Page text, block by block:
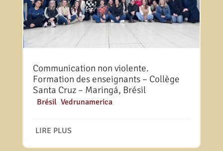
Communication non violente.
Formation des enseignants – Collège
Santa Cruz – Maringá, Brésil
Brésil, Vedrunamerica
LIRE PLUS